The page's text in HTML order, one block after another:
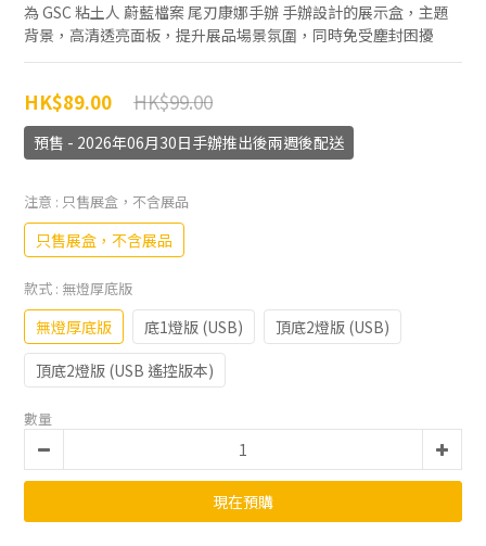
為 GSC 粘土人 蔚藍檔案 尾刃康娜手辦 手辦設計的展示盒，主題
背景，高清透亮面板，提升展品場景氛圍，同時免受塵封困擾
HK$99.00
HK$89.00
預售 - 2026年06月30日手辦推出後兩週後配送
注意 : 只售展盒，不含展品
只售展盒，不含展品
款式 : 無燈厚底版
無燈厚底版 底1燈版 (USB)
頂底2燈版 (USB)
頂底2燈版 (USB 遙控版本)
數量
現在預購